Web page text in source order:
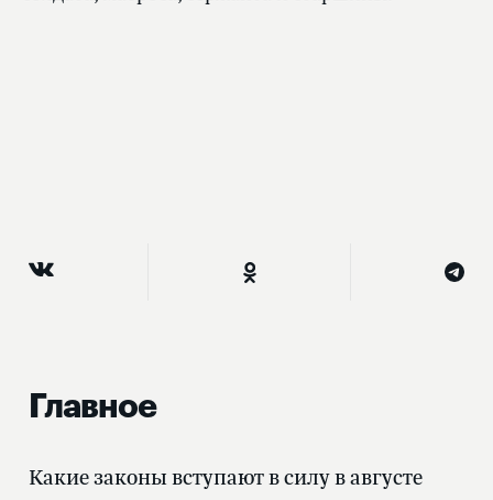
Главное
Какие законы вступают в силу в августе